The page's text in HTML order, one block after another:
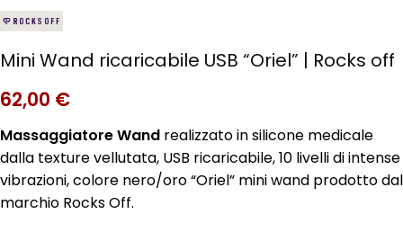
Mini Wand ricaricabile USB “Oriel” | Rocks off
62,00 €
Massaggiatore Wand realizzato in silicone medicale
dalla texture vellutata, USB ricaricabile, 10 livelli di intense
vibrazioni, colore nero/oro “Oriel” mini wand prodotto dal
marchio Rocks Off.